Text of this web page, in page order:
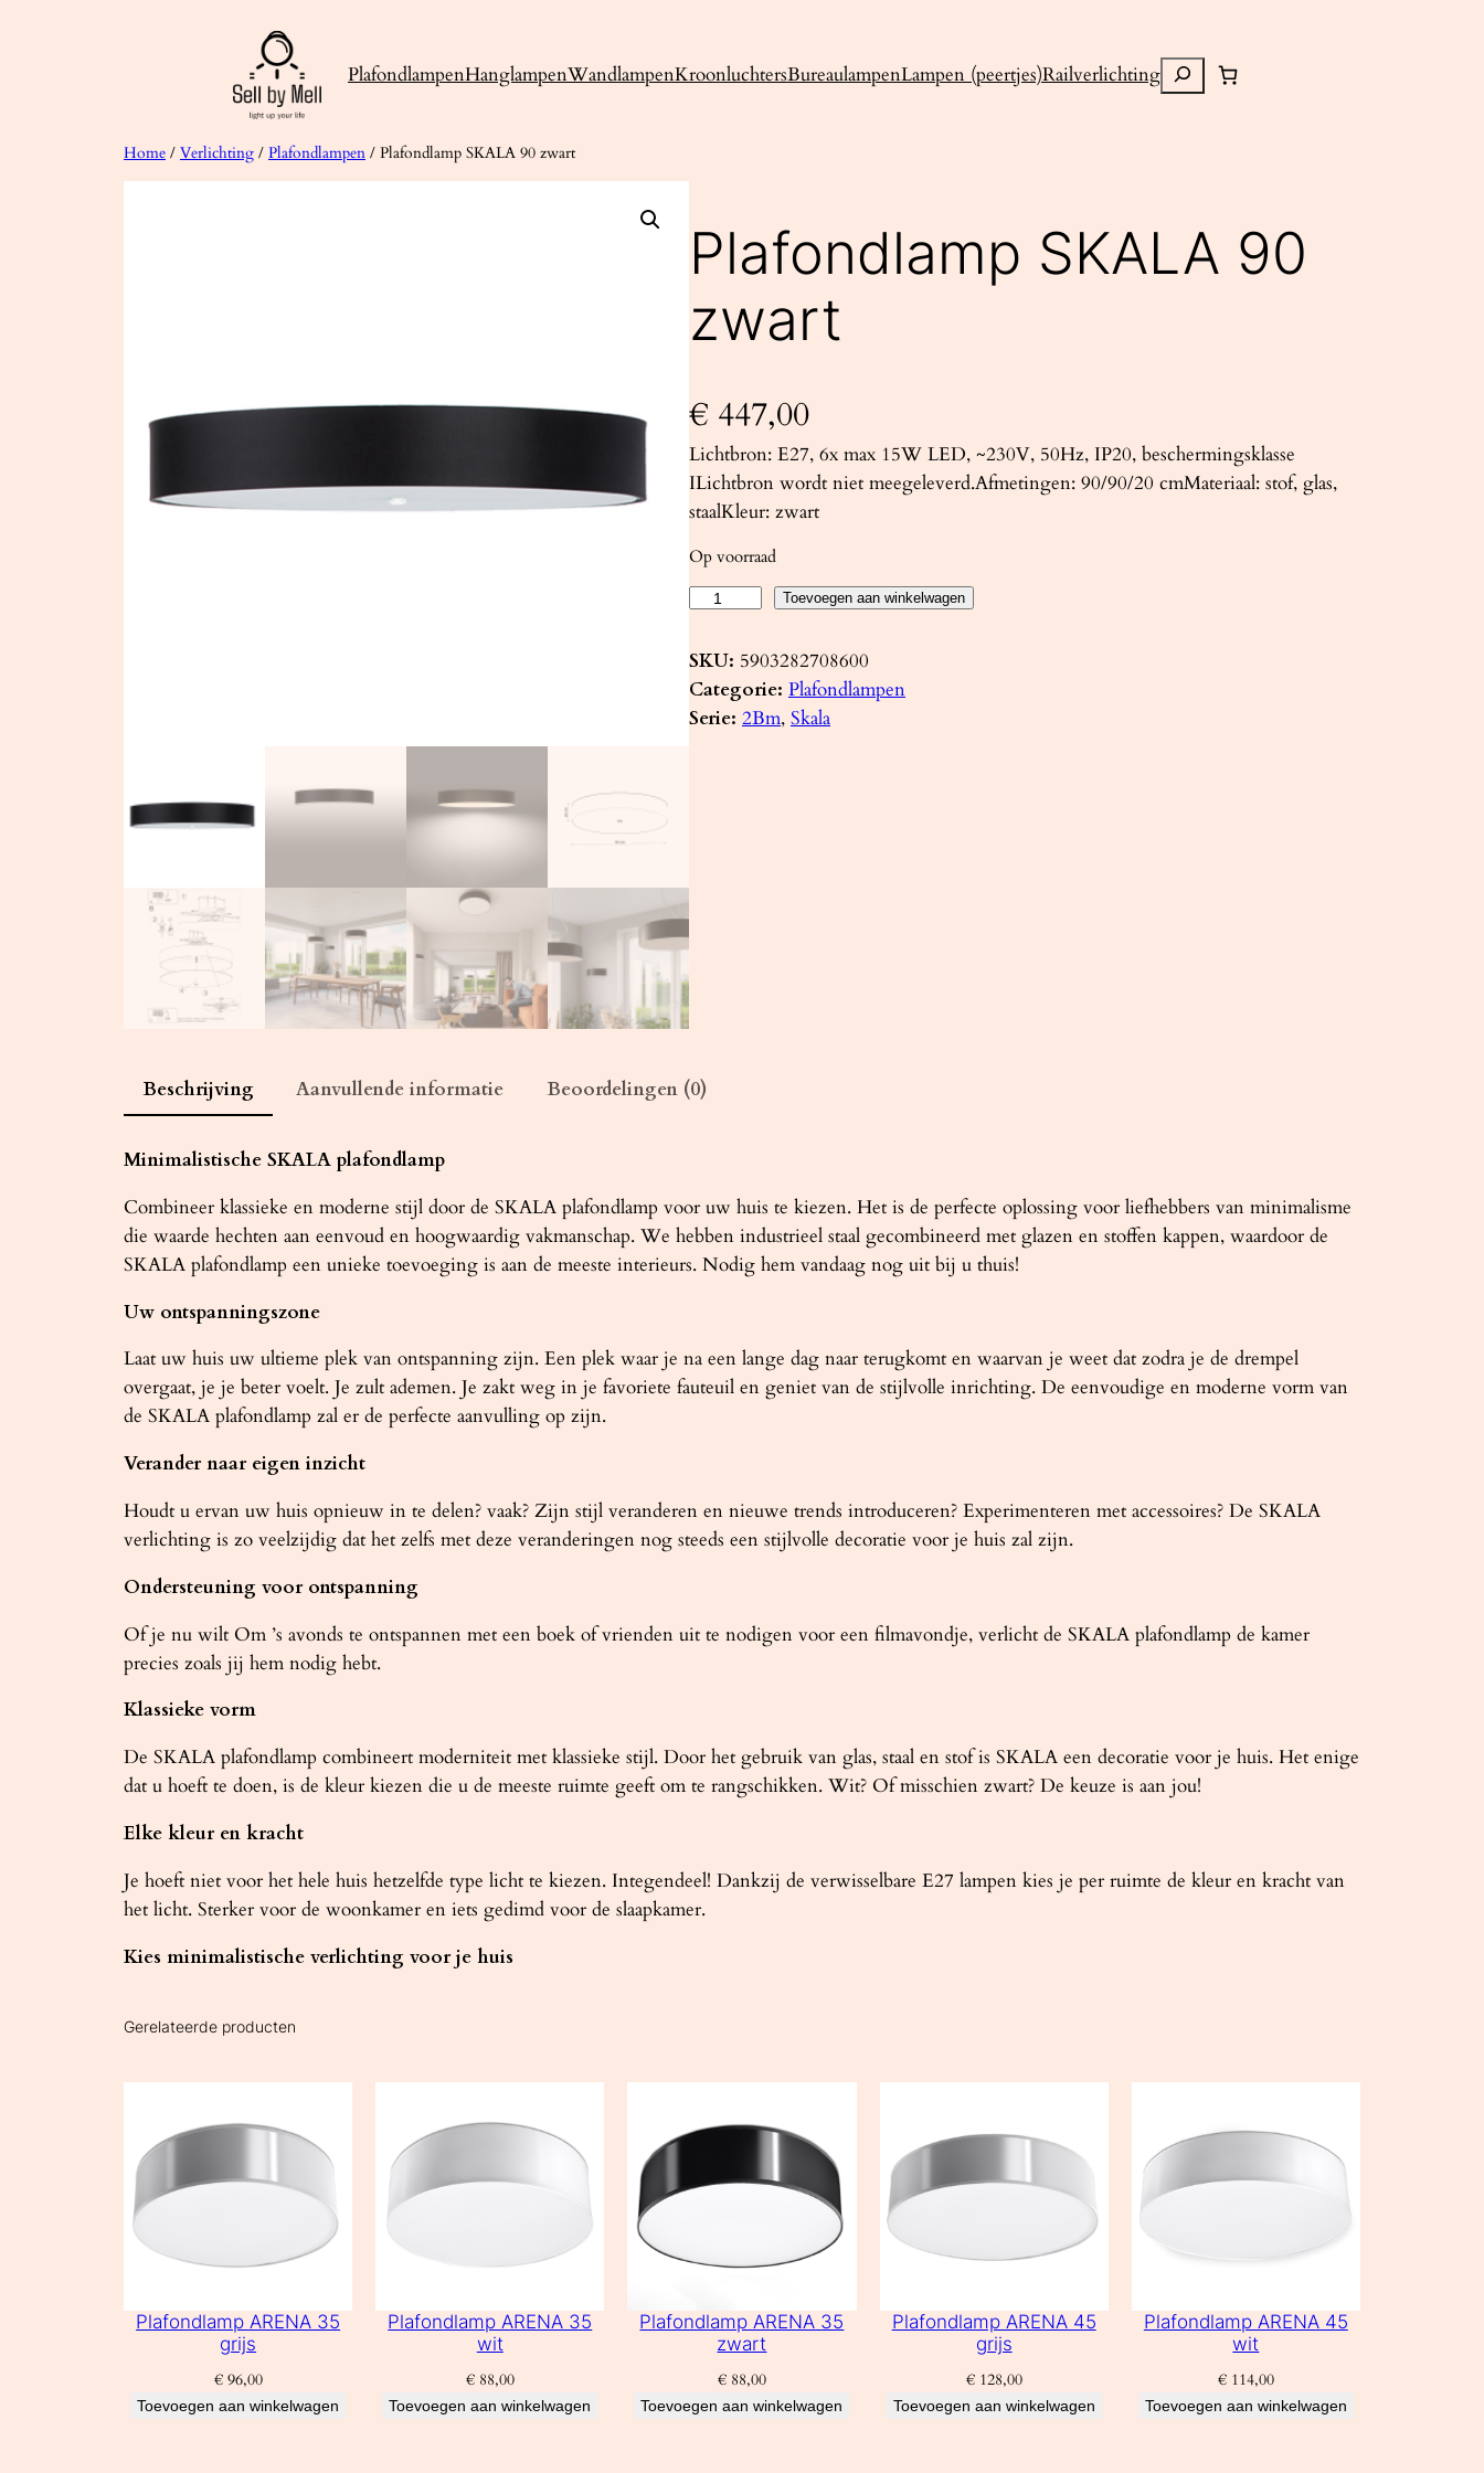
PlafondlampenHanglampenWandlampenKroonluchtersBureaulampenLampen (peertjes)RailverlichtingZoeken
Home / Verlichting / Plafondlampen / Plafondlamp SKALA 90 zwart
Plafondlamp SKALA 90
zwart
€ 447,00
Lichtbron: E27, 6x max 15W LED, ~230V, 50Hz, IP20, beschermingsklasse
ILichtbron wordt niet meegeleverd.Afmetingen: 90/90/20 cmMateriaal: stof, glas,
staalKleur: zwart
Op voorraad
a
f
o
p
S
K
L
A
0
r
t
a
l
Toevoegen aan winkelwagen
SKU: 5903282708600
Categorie: Plafondlampen
Serie: 2Bm, Skala
Beschrijving Aanvullende informatie Beoordelingen (0)
Minimalistische SKALA plafondlamp
Combineer klassieke en moderne stijl door de SKALA plafondlamp voor uw huis te kiezen. Het is de perfecte oplossing voor liefhebbers van minimalisme
die waarde hechten aan eenvoud en hoogwaardig vakmanschap. We hebben industrieel staal gecombineerd met glazen en stoffen kappen, waardoor de
SKALA plafondlamp een unieke toevoeging is aan de meeste interieurs. Nodig hem vandaag nog uit bij u thuis!
Uw ontspanningszone
Laat uw huis uw ultieme plek van ontspanning zijn. Een plek waar je na een lange dag naar terugkomt en waarvan je weet dat zodra je de drempel
overgaat, je je beter voelt. Je zult ademen. Je zakt weg in je favoriete fauteuil en geniet van de stijlvolle inrichting. De eenvoudige en moderne vorm van
de SKALA plafondlamp zal er de perfecte aanvulling op zijn.
Verander naar eigen inzicht
Houdt u ervan uw huis opnieuw in te delen? vaak? Zijn stijl veranderen en nieuwe trends introduceren? Experimenteren met accessoires? De SKALA
verlichting is zo veelzijdig dat het zelfs met deze veranderingen nog steeds een stijlvolle decoratie voor je huis zal zijn.
Ondersteuning voor ontspanning
Of je nu wilt Om ’s avonds te ontspannen met een boek of vrienden uit te nodigen voor een filmavondje, verlicht de SKALA plafondlamp de kamer
precies zoals jij hem nodig hebt.
Klassieke vorm
De SKALA plafondlamp combineert moderniteit met klassieke stijl. Door het gebruik van glas, staal en stof is SKALA een decoratie voor je huis. Het enige
dat u hoeft te doen, is de kleur kiezen die u de meeste ruimte geeft om te rangschikken. Wit? Of misschien zwart? De keuze is aan jou!
Elke kleur en kracht
Je hoeft niet voor het hele huis hetzelfde type licht te kiezen. Integendeel! Dankzij de verwisselbare E27 lampen kies je per ruimte de kleur en kracht van
het licht. Sterker voor de woonkamer en iets gedimd voor de slaapkamer.
Kies minimalistische verlichting voor je huis
Gerelateerde producten
Plafondlamp ARENA 35
grijs
€96,00
Toevoegen aan winkelwagen
Plafondlamp ARENA 35
wit
€88,00
Toevoegen aan winkelwagen
Plafondlamp ARENA 35
zwart
€88,00
Toevoegen aan winkelwagen
Plafondlamp ARENA 45
grijs
€128,00
Toevoegen aan winkelwagen
Plafondlamp ARENA 45
wit
€114,00
Toevoegen aan winkelwagen